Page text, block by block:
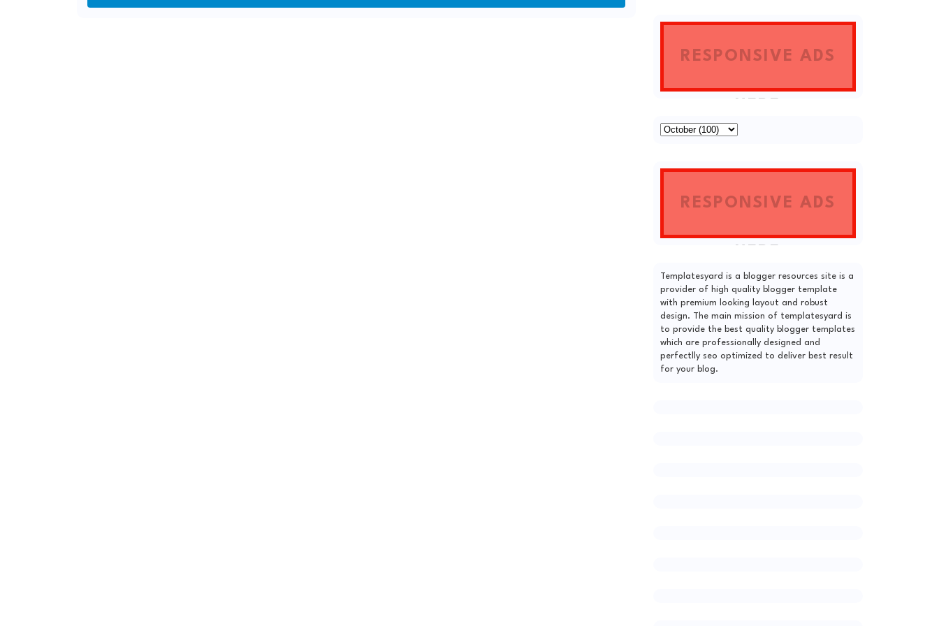
RESPONSIVE ADS
RESPONSIVE ADS
Templatesyard is a blogger resources site is a
provider of high quality blogger template
with premium looking layout and robust
design. The main mission of templatesyard is
to provide the best quality blogger templates
which are professionally designed and
perfectlly seo optimized to deliver best result
for your blog.